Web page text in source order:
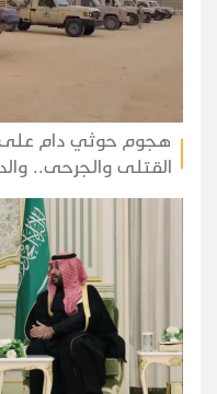
هجوم حوثي دام
القتلى والجرحى..